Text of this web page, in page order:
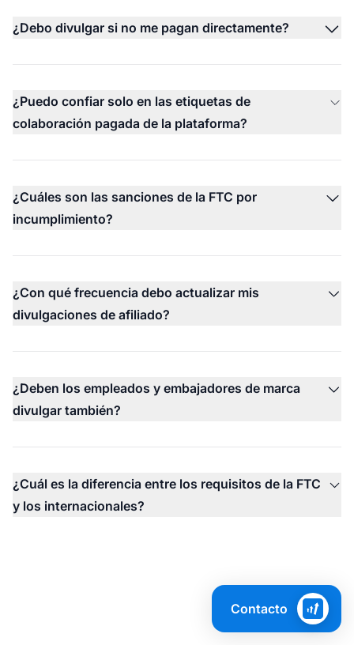
¿Debo divulgar si no me pagan directamente?
¿Puedo confiar solo en las etiquetas de
colaboración pagada de la plataforma?
¿Cuáles son las sanciones de la FTC por
incumplimiento?
¿Con qué frecuencia debo actualizar mis
divulgaciones de afiliado?
¿Deben los empleados y embajadores de marca
divulgar también?
¿Cuál es la diferencia entre los requisitos de la FTC
y los internacionales?
Contacto